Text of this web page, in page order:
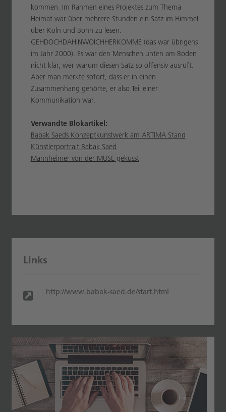
kommen. Im Rahmen eines Projektes zum Thema
Heimat war über mehrere Stunden ein Satz im Himmel
über Köln und Bonn zu lesen:
GEHDOCHDAHINWOICHHERKOMME (das war übrigens
im Jahr 2000). Es war den Menschen unten am Boden
nicht klar, wer warum diesen Satz so offensiv ausruft.
Aber man merkte sofort, dass er in einen
Zusammenhang gehörte, er also Teil einer
Kommunikation war.
Verwandte Blokartikel:
Babak Saeds Konzeptkunstwerk am ARTIMA Stand
Künstlerportrait Babak Saed
Mannheimer von der MUSE geküsst
Links
http://www.babak-saed.de/start.html